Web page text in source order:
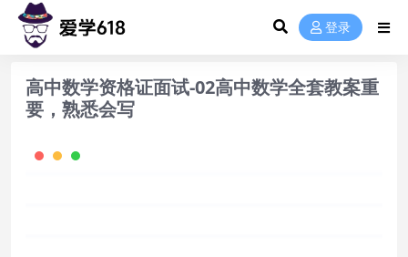
登录
高中数学资格证面试-02高中数学全套教案重
要，熟悉会写